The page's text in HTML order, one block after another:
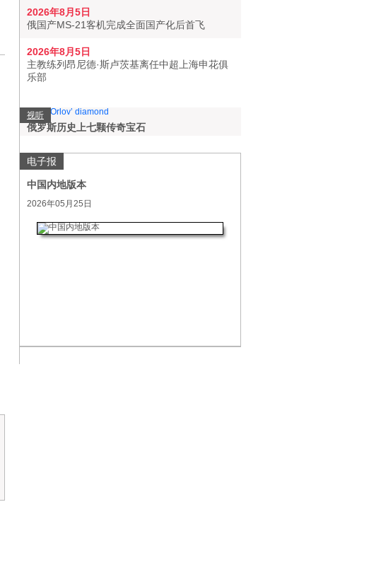
2026年8月5日
俄国产MS-21客机完成全面国产化后首飞
2026年8月5日
主教练列昂尼德·斯卢茨基离任中超上海申花俱
乐部
视听
俄罗斯历史上七颗传奇宝石
电子报
中国内地版本
2026年05月25日